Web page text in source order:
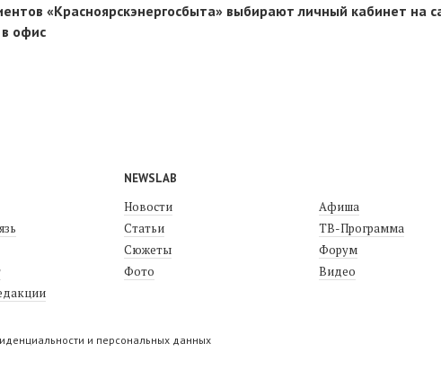
«Красноярскэнергосбыта» выбирают личный кабинет на
офис
NEWSLAB
Новости
Статьи
Сюжеты
Фото
Афиша
ТВ-Программа
Форум
Видео
и персональных данных